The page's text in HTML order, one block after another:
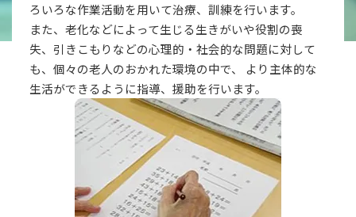
ろいろな作業活動を用いて治療、訓練を行います。
また、老化などによって生じる生きがいや役割の喪
失、引きこもりなどの心理的・社会的な問題に対して
も、個々の老人のおかれた環境の中で、 より主体的な
生活ができるように指導、援助を行います。